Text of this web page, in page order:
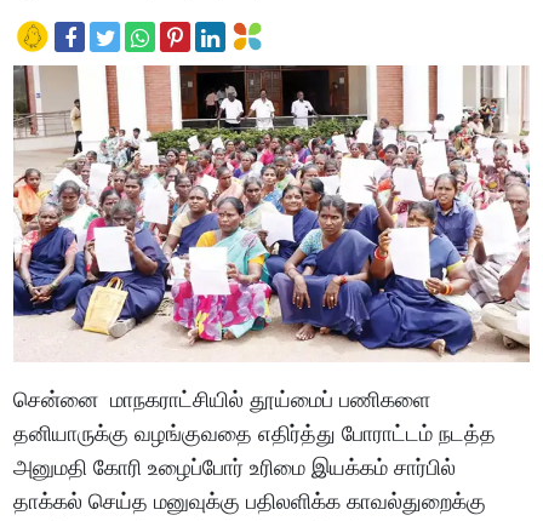
சென்னை மாநகராட்சியில் தூய்மைப் பணிகளை
தனியாருக்கு வழங்குவதை எதிர்த்து போராட்டம் நடத்த
அனுமதி கோரி உழைப்போர் உரிமை இயக்கம் சார்பில்
தாக்கல் செய்த மனுவுக்கு பதிலளிக்க காவல்துறைக்கு